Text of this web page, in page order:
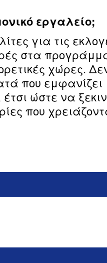
εργαλείο;
για τις
στα
χώρες.
που
ώστε να
που